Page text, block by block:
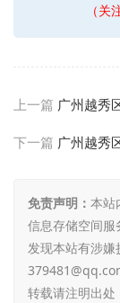
（
上一篇 广州越秀
下一篇 广州越秀
免责声明： 本站
信息存储空间服
发现本站有涉
转载请注明出处